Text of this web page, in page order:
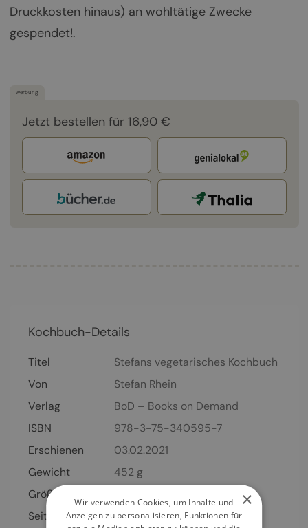
Druckkosten hinaus) an wohltätige Zwecke
gespendet!.
werbung
Jetzt bestellen für 16,90 €
Kochbuch-Details
Titel
Stefans vegetarisches Kochbuch
Von
Stefan Rhein
Verlag
BoD – Books on Demand
ISBN
978-3-75-340595-7
Erschienen
03.02.2021
Gewicht
452 g
Größe
Seiten
310Seiten
×
Wir verwenden Cookies, um Inhalte und
Anzeigen zu personalisieren, Funktionen für